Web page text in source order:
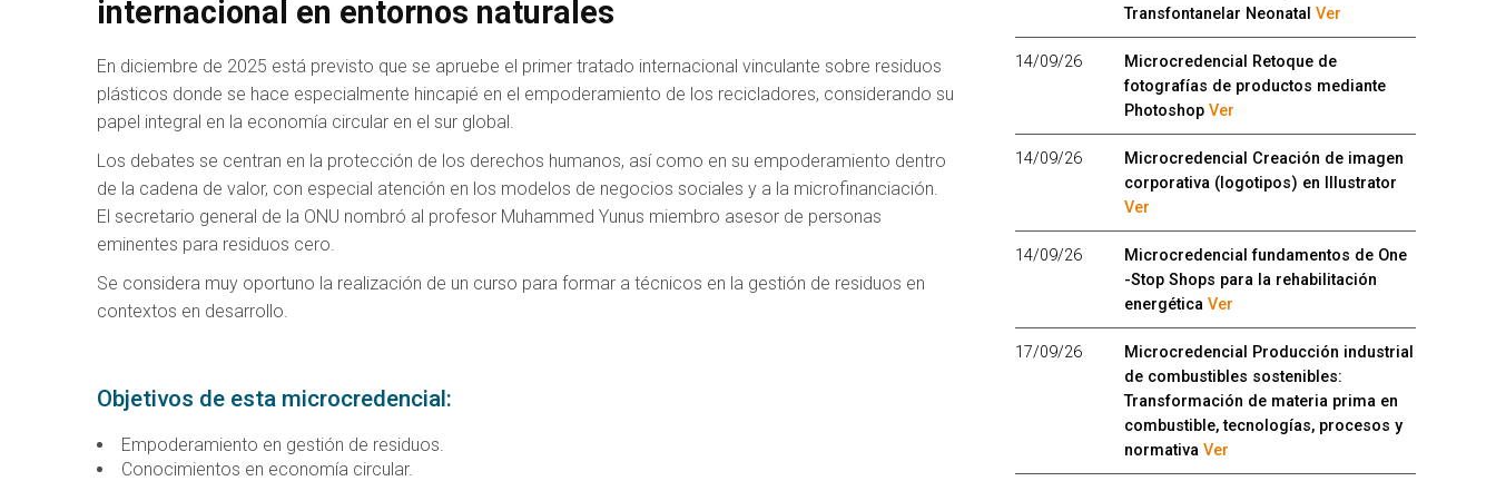
internacional en entornos naturales
En diciembre de 2025 está previsto que se apruebe el primer tratado internacional vinculante sobre residuos
plásticos donde se hace especialmente hincapié en el empoderamiento de los recicladores, considerando su
papel integral en la economía circular en el sur global.
Los debates se centran en la protección de los derechos humanos, así como en su empoderamiento dentro
de la cadena de valor, con especial atención en los modelos de negocios sociales y a la microfinanciación.
El secretario general de la ONU nombró al profesor Muhammed Yunus miembro asesor de personas
eminentes para residuos cero.
Se considera muy oportuno la realización de un curso para formar a técnicos en la gestión de residuos en
contextos en desarrollo.
Objetivos de esta microcredencial:
Empoderamiento en gestión de residuos.
Conocimientos en economía circular.
Transfontanelar Neonatal Ver
14/09/26
Microcredencial Retoque de
fotografías de productos mediante
Photoshop Ver
14/09/26
Microcredencial Creación de imagen
corporativa (logotipos) en Illustrator
Ver
14/09/26
Microcredencial fundamentos de One
-Stop Shops para la rehabilitación
energética Ver
17/09/26
Microcredencial Producción industrial
de combustibles sostenibles:
Transformación de materia prima en
combustible, tecnologías, procesos y
normativa Ver